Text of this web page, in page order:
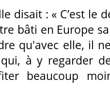
disait : « C’est le
bâti en Europe
qu'avec elle, il
à y regarder
beaucoup